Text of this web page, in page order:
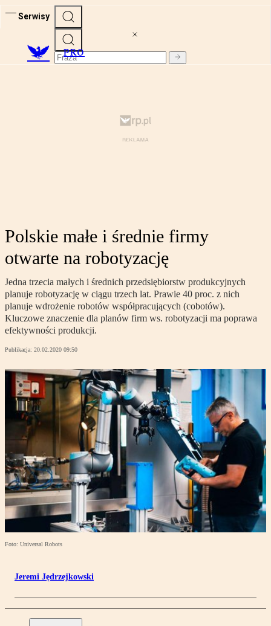
Serwisy
PRO
Polskie małe i średnie firmy
otwarte na robotyzację
Jedna trzecia małych i średnich przedsiębiorstw produkcyjnych
planuje robotyzację w ciągu trzech lat. Prawie 40 proc. z nich
planuje wdrożenie robotów współpracujących (cobotów).
Kluczowe znaczenie dla planów firm ws. robotyzacji ma poprawa
efektywności produkcji.
Publikacja: 20.02.2020 09:50
Foto: Universal Robots
Jeremi Jędrzejkowski